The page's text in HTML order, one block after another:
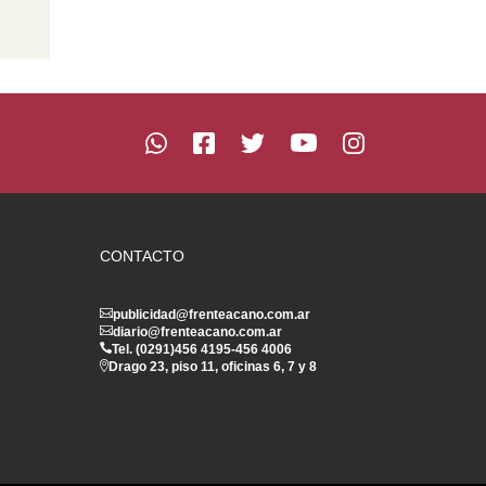
CONTACTO
publicidad@frenteacano.com.ar
diario@frenteacano.com.ar
Tel. (0291)456 4195-456 4006
Drago 23, piso 11, oficinas 6, 7 y 8